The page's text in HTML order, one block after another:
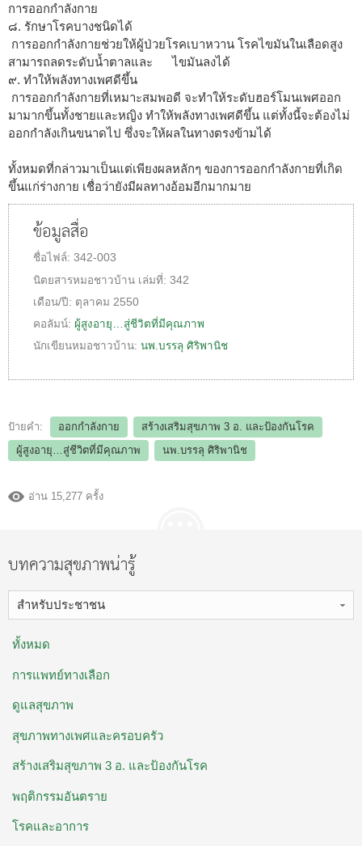
การออกกำลังกาย
๘. รักษาโรคบางชนิดได้
การออกกำลังกายช่วยให้ผู้ป่วยโรคเบาหวาน โรคไขมันในเลือดสูง
สามารถลดระดับน้ำตาลและ ไขมันลงได้
๙. ทำให้พลังทางเพศดีขึ้น
การออกกำลังกายที่เหมาะสมพอดี จะทำให้ระดับฮอร์โมนเพศออก
มามากขึ้นทั้งชายและหญิง ทำให้พลังทางเพศดีขึ้น แต่ทั้งนี้จะต้องไม่
ออกกำลังเกินขนาดไป ซึ่งจะให้ผลในทางตรงข้ามได้
ทั้งหมดที่กล่าวมาเป็นแต่เพียงผลหลักๆ ของการออกกำลังกายที่เกิด
ขึ้นแก่ร่างกาย เชื่อว่ายังมีผลทางอ้อมอีกมากมาย
ข้อมูลสื่อ
ชื่อไฟล์: 342-003
นิตยสารหมอชาวบ้าน เล่มที่: 342
เดือน/ปี: ตุลาคม 2550
คอลัมน์: ผู้สูงอายุ…สู่ชีวิตที่มีคุณภาพ
นักเขียนหมอชาวบ้าน: นพ.บรรลุ ศิริพานิช
ป้ายคำ: ออกกำลังกาย
สร้างเสริมสุขภาพ 3 อ.​ และป้องกันโรค
ผู้สูงอายุ…สู่ชีวิตที่มีคุณภาพ
นพ.บรรลุ ศิริพานิช
อ่าน 15,277 ครั้ง
บทความสุขภาพน่ารู้
สำหรับประชาชน
ทั้งหมด
การแพทย์ทางเลือก
ดูแลสุขภาพ
สุขภาพทางเพศและครอบครัว
สร้างเสริมสุขภาพ 3 อ. ​และป้องกันโรค
พฤติกรรมอันตราย
โรคและอาการ